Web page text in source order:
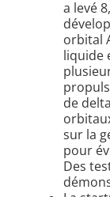
a levé
orbital
liquide
de
sur la
pour
Des